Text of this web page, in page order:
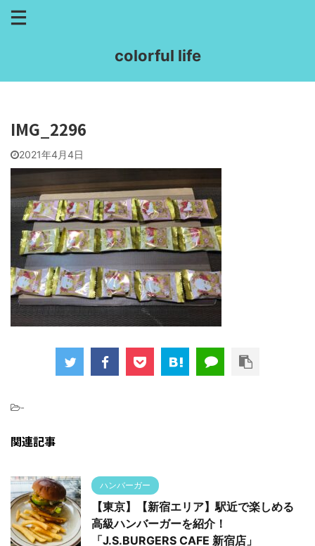
colorful life
IMG_2296
2021年4月4日
-
関連記事
ハンバーガー
【東京】【新宿エリア】駅近で楽しめる
高級ハンバーガーを紹介！
「J.S.BURGERS CAFE 新宿店」